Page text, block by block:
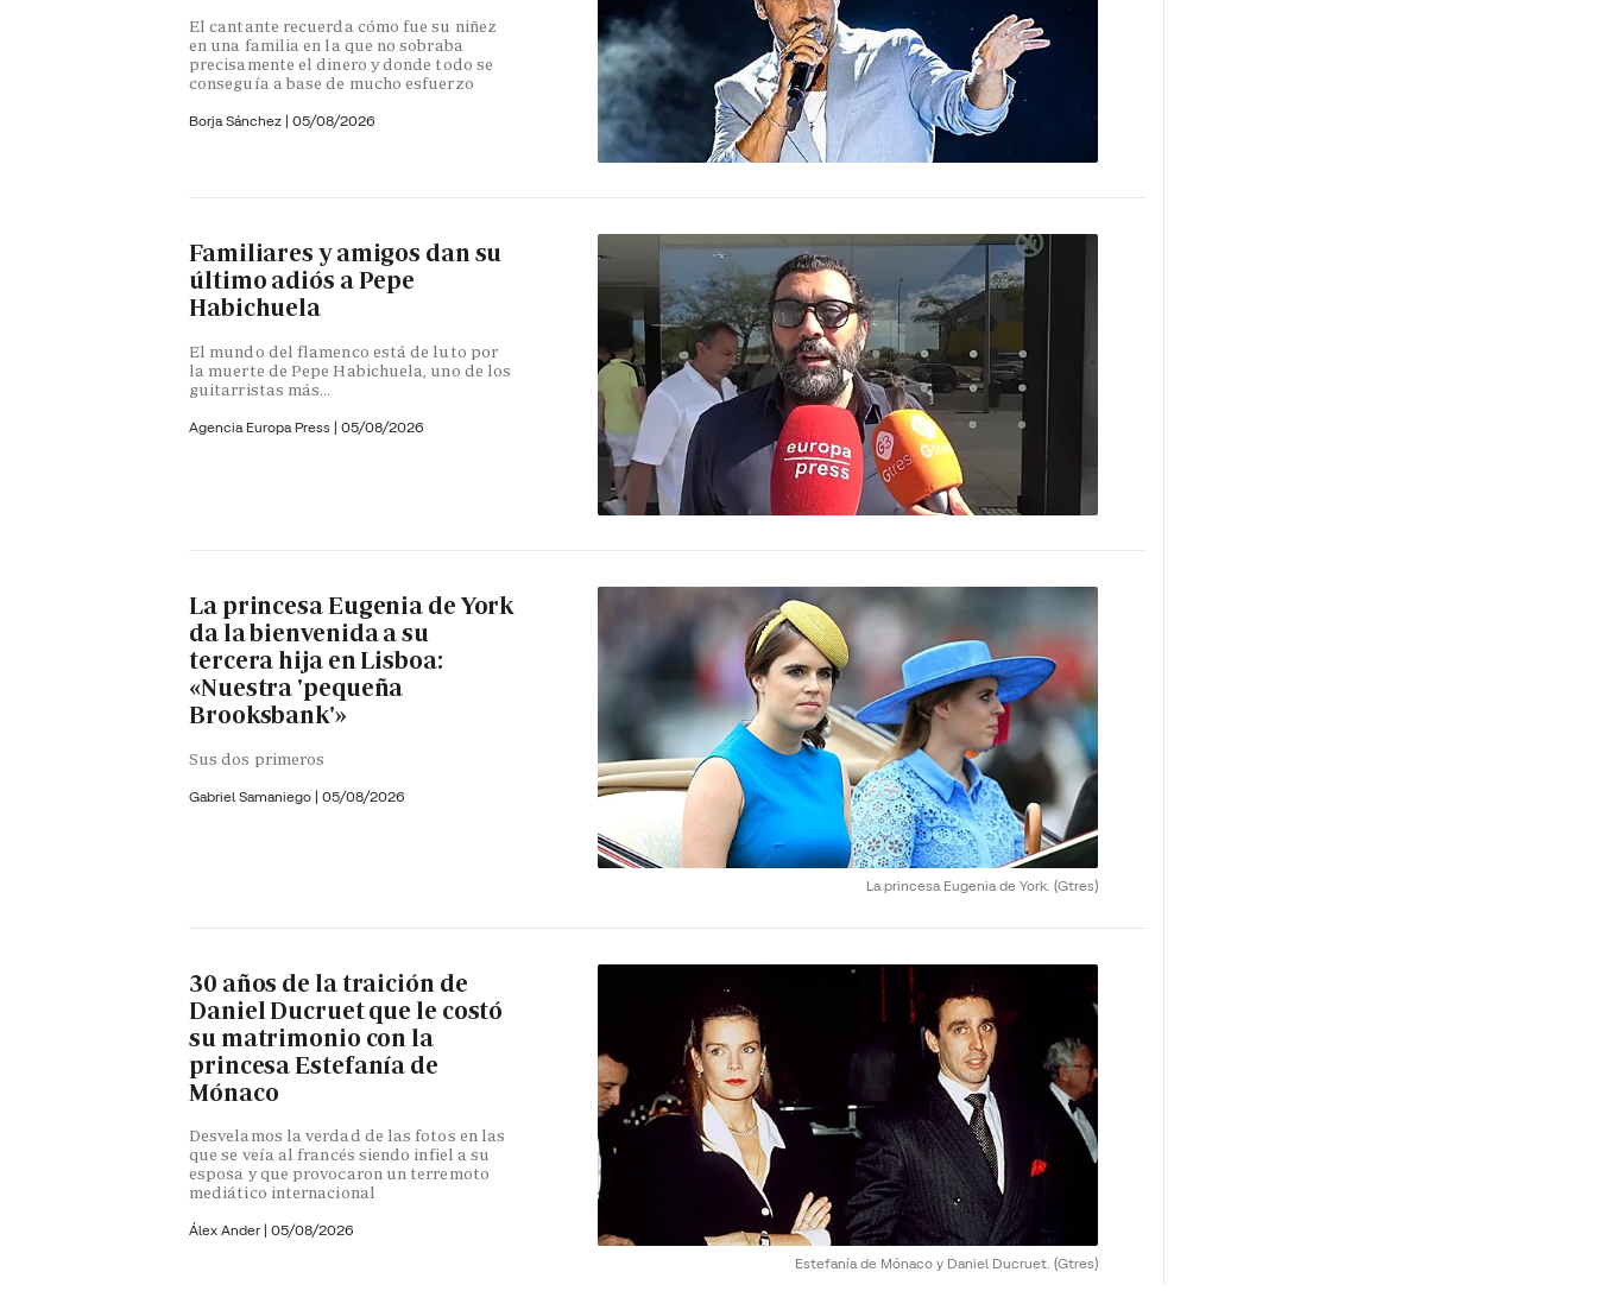
El cantante recuerda cómo fue su niñez
en una familia en la que no sobraba
precisamente el dinero y donde todo se
conseguía a base de mucho esfuerzo
Borja Sánchez | 05/08/2026
Familiares y amigos dan su
último adiós a Pepe
Habichuela
El mundo del flamenco está de luto por
la muerte de Pepe Habichuela, uno de los
guitarristas más...
Agencia Europa Press | 05/08/2026
La princesa Eugenia de York. (Gtres)
La princesa Eugenia de York
da la bienvenida a su
tercera hija en Lisboa:
«Nuestra 'pequeña
Brooksbank'»
Sus dos primeros
Gabriel Samaniego | 05/08/2026
Estefanía de Mónaco y Daniel Ducruet. (Gtres)
30 años de la traición de
Daniel Ducruet que le costó
su matrimonio con la
princesa Estefanía de
Mónaco
Desvelamos la verdad de las fotos en las
que se veía al francés siendo infiel a su
esposa y que provocaron un terremoto
mediático internacional
Álex Ander | 05/08/2026